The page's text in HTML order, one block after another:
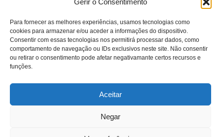
Gerir o Consentimento
Para fornecer as melhores experiências, usamos tecnologias como
cookies para armazenar e/ou aceder a informações do dispositivo.
Consentir com essas tecnologias nos permitirá processar dados, como
comportamento de navegação ou IDs exclusivos neste site. Não consentir
ou retirar o consentimento pode afetar negativamante certos recursos e
funções.
Aceitar
Negar
Qualidade das Peças
Minha Conta
© VTcell Soluções Electrónicas - Todos os Direitos Reservados - 2018 -